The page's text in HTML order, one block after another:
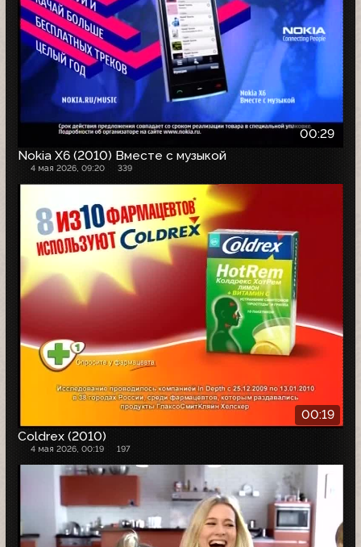
00:29
Nokia X6 (2010) Вместе с музыкой
4 мая 2026, 09:20 339
00:19
Coldrex (2010)
4 мая 2026, 00:19 197